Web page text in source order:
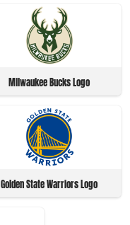
Milwaukee Bucks Logo
Golden State Warriors Logo